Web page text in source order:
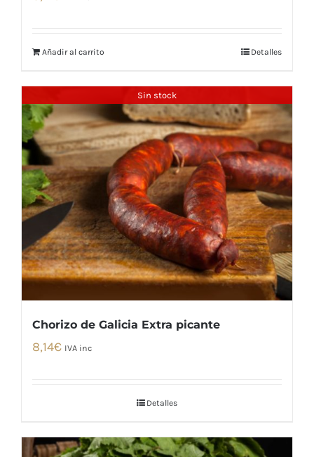
Añadir al carrito Detalles
Sin stock
Chorizo de Galicia Extra picante
8,14€ IVA inc
Detalles